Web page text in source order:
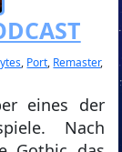
, Port, Remaster,
eines der
Nach